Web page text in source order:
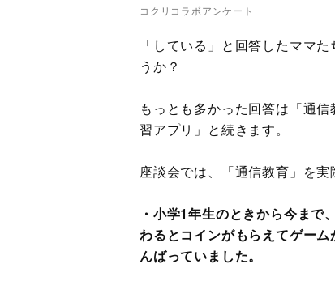
コクリコラボアンケート
「している」と回答したママ
うか？
もっとも多かった回答は「通
習アプリ」と続きます。
座談会では、「通信教育」を実
・小学1年生のときから今ま
わるとコインがもらえてゲー
んばっていました。